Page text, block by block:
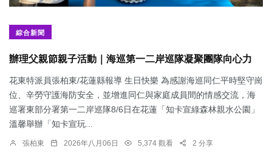
綜合新聞
辦理父親節親子活動｜海巡第一二岸巡隊凝聚團隊向心力
花東特派員張柏東/花蓮縣報導 生日快樂 為感謝海巡同仁平時堅守崗
位、辛勞守護海防安全，並增進同仁與家庭成員間的情感交流，海
巡署東部分署第一二岸巡隊8/6日在花蓮「知卡宣綠森林親水公園」
溫馨舉辦「知卡宣玩...
張柏東 2026年八月06日 5,374 觀看 2 分享